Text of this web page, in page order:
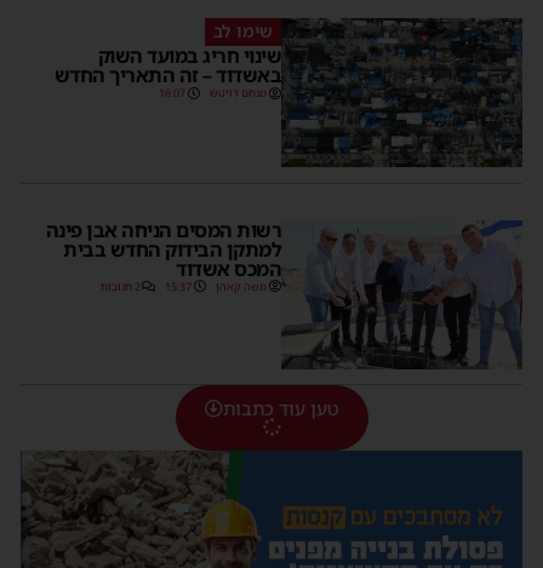
שימו לב
שינוי חריג במועד השוק
באשדוד – זה התאריך החדש
מנחם דויטש 16:07
רשות המסים הניחה אבן פינה
למתקן הבידוק החדש בבית
המכס אשדוד
משה קאהן 15:37 2 תגובות
טען עוד כתבות